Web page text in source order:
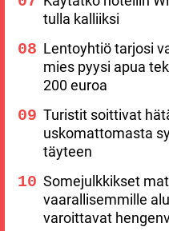
tulla kalliiksi
Lentoyhtiö tarjosi
mies pyysi apua
200 euroa
Turistit soittivat
uskomattomasta
täyteen
Somejulkkikset
vaarallisemmille
varoittavat